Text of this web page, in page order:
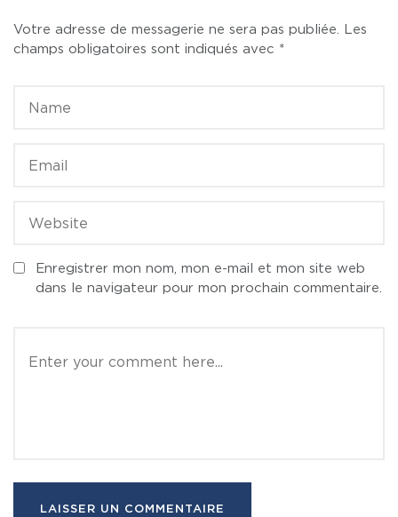
Votre adresse de messagerie ne sera pas publiée. Les
champs obligatoires sont indiqués avec *
Enregistrer mon nom, mon e-mail et mon site web
dans le navigateur pour mon prochain commentaire.